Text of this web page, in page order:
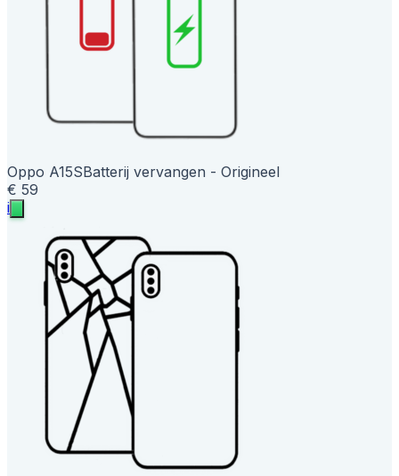
Oppo A15SBatterij vervangen - Origineel
€ 59
i